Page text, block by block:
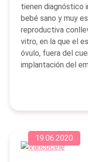
tienen diagnóstico
bebé sano y muy
reproductiva
vitro, en la que el
óvulo, fuera del
implantación del
19.06.2020